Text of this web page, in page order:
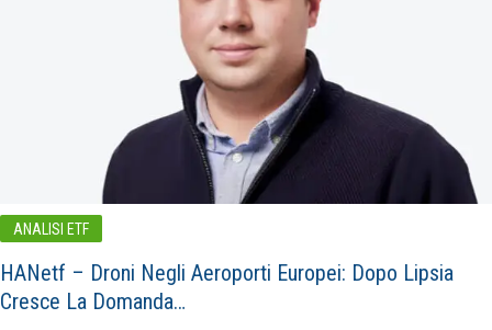
ANALISI ETF
HANetf – Droni Negli Aeroporti Europei: Dopo Lipsia
Cresce La Domanda…